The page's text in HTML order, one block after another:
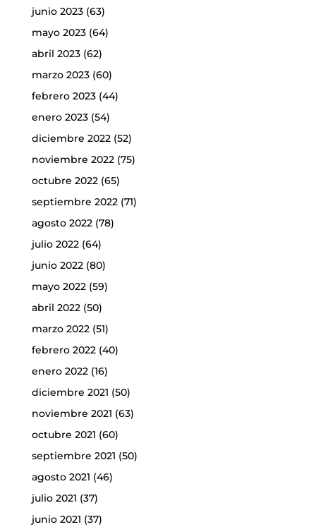
junio 2023(63)
mayo 2023(64)
abril 2023(62)
marzo 2023(60)
febrero 2023(44)
enero 2023(54)
diciembre 2022(52)
noviembre 2022(75)
octubre 2022(65)
septiembre 2022(71)
agosto 2022(78)
julio 2022(64)
junio 2022(80)
mayo 2022(59)
abril 2022(50)
marzo 2022(51)
febrero 2022(40)
enero 2022(16)
diciembre 2021 (50)
noviembre 2021 (63)
octubre 2021 (60)
septiembre 2021 (50)
agosto 2021 (46)
julio 2021 (37)
junio 2021 (37)